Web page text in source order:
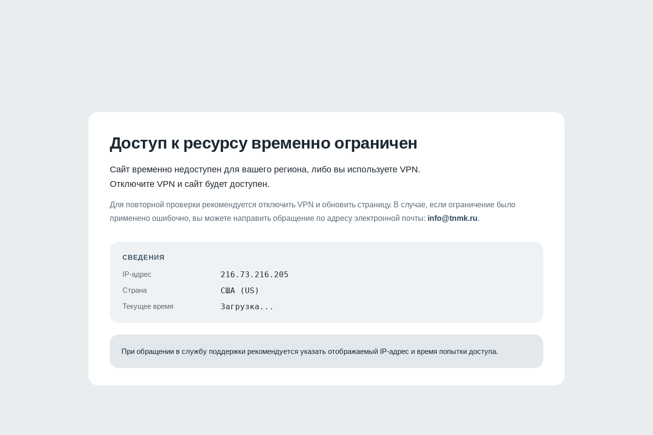
Доступ к ресурсу временно ограничен
Сайт временно недоступен для вашего региона, либо вы используете VPN.
Отключите VPN и сайт будет доступен.
Для повторной проверки рекомендуется отключить VPN и обновить страницу. В случае, если ограничение было
применено ошибочно, вы можете направить обращение по адресу электронной почты: info@tnmk.ru.
СВЕДЕНИЯ
IP-адрес 216.73.216.205
Страна США (US)
Текущее время Загрузка...
При обращении в службу поддержки рекомендуется указать отображаемый IP-адрес и время попытки доступа.